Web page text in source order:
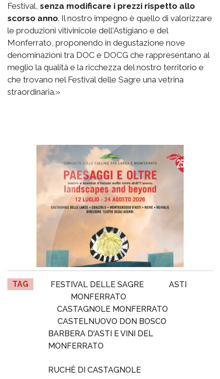
Festival, senza modificare i prezzi rispetto allo
scorso anno. Il nostro impegno è quello di valorizzare
le produzioni vitivinicole dell'Astigiano e del
Monferrato, proponendo in degustazione nove
denominazioni tra DOC e DOCG che rappresentano al
meglio la qualità e la ricchezza del nostro territorio e
che trovano nel Festival delle Sagre una vetrina
straordinaria.»
TAG FESTIVAL DELLE SAGRE
ASTI
MONFERRATO
CASTAGNOLE MONFERRATO
CASTELNUOVO DON BOSCO
BARBERA D'ASTI E VINI DEL
MONFERRATO
RUCHÈ DI CASTAGNOLE